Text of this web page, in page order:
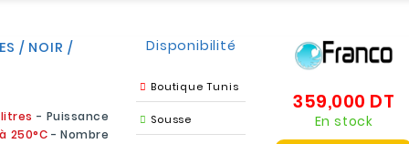
/ NOIR /
- Puissance
250°C - Nombre
Disponibilité
Boutique Tunis
Sousse
359,000 DT
En stock